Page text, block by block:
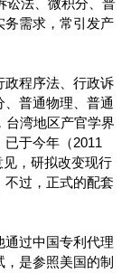
讼法、微积分、普
务需求，常引发产
政程序法、行政诉
普通物理、普通
台湾地区产官学界
已于今年（2011
见，研拟改变现行
过，正式的配套
过中国专利代理
是参照美国的制